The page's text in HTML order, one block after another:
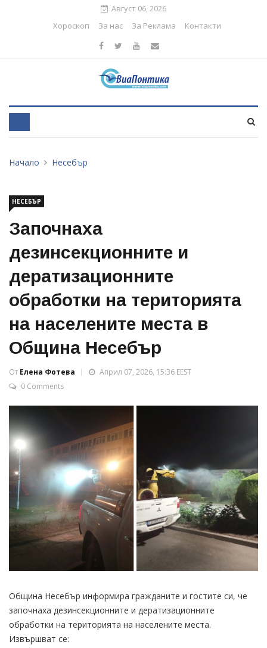
Август 06, 2026
Хороскоп
За нас За Реклама Контакти
Начало Несебър
НЕСЕБЪР
Започнаха
дезинсекционните и
дератизационните
обработки на територията
на населените места в
Община Несебър
От Елена Фотева
Април 07, 2026, 15:36 EEST
0 Comments
Община Несебър информира гражданите и гостите си, че
започнаха дезинсекционните и дератизационните
обработки на територията на населените места.
Извършват се: